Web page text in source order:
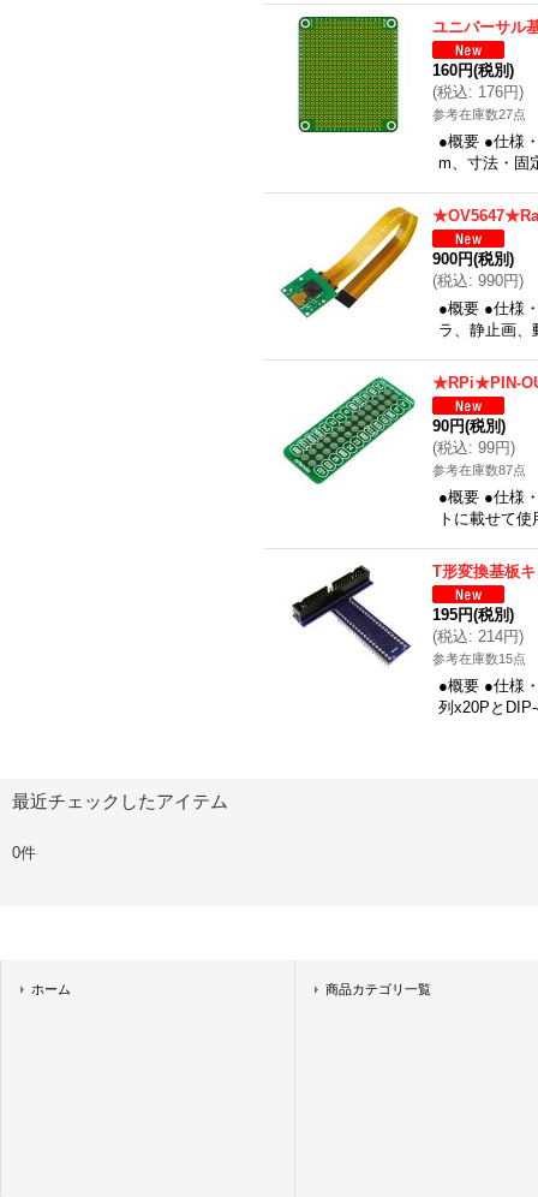
ユニバーサル
160円(税別)
(税込: 176円)
参考在庫数27点
●概要 ●仕様
m、寸法・固
900円(税別)
(税込: 990円)
●概要 ●仕様
ラ、静止画
★RPi★PIN-
90円(税別)
(税込: 99円)
参考在庫数87点
●概要 ●仕様
トに載せて
T形変換基板
195円(税別)
(税込: 214円)
参考在庫数15点
●概要 ●仕様
列x20Pと
最近チェックしたアイテム
0件
ホーム 商品カテゴリ一覧